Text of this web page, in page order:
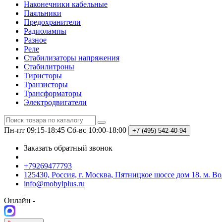
Наконечники кабельные
Паяльники
Предохранители
Радиолампы
Разное
Реле
Стабилизаторы напряжения
Стабилитроны
Тиристоры
Транзисторы
Трансформаторы
Электродвигатели
Пн-пт 09:15-18:45 Сб-вс 10:00-18:00 +7 (495) 542-40-94
Заказать обратный звонок
+79269477793
125430, Россия, г. Москва, Пятницкое шоссе дом 18. м.
info@mobylplus.ru
Онлайн -